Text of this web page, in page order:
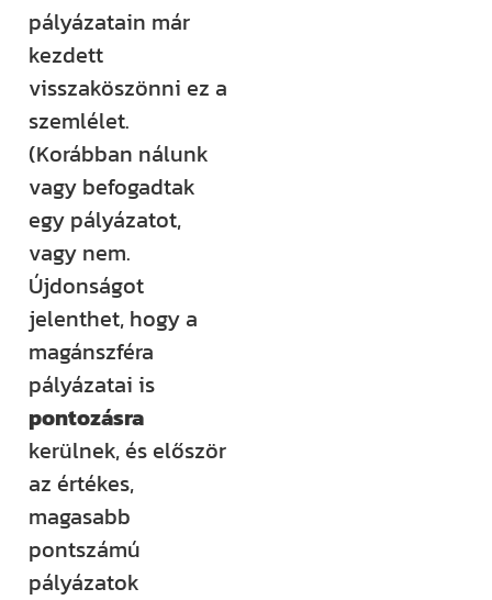
pályázatain már
kezdett
visszaköszönni ez a
szemlélet.
(Korábban nálunk
vagy befogadtak
egy pályázatot,
vagy nem.
Újdonságot
jelenthet, hogy a
magánszféra
pályázatai is
pontozásra
kerülnek, és először
az értékes,
magasabb
pontszámú
pályázatok